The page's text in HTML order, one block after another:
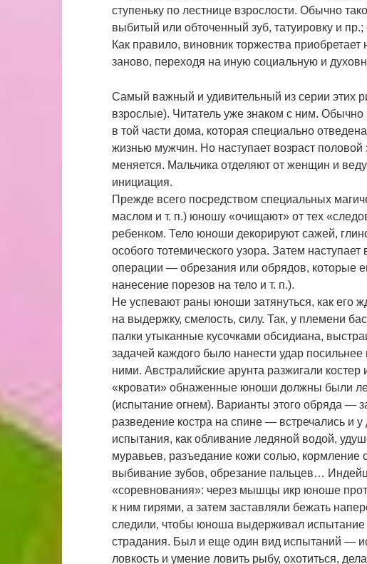
ступеньку по лестнице взрослости. Обычно
выбитый или обточенный зуб, татуировку и
Как правило, виновник торжества
заново, переходя на иную социальную и
Самый важный и удивительный из серии этих
взрослые). Читатель уже знаком с ним. Обычно
в той части дома, которая специально
жизнью мужчин. Но наступает возраст
меняется. Мальчика отделяют от женщин и
инициация.
Прежде всего посредством специальных
маслом и т. п.) юношу «очищают» от тех
ребенком. Тело юноши декорируют сажей,
особого тотемического узора. Затем
операции — обрезания или обрядов, которые
нанесение порезов на тело и т. п.).
Не успевают раны юноши затянуться, как его
на выдержку, смелость, силу. Так, у племени
палки утыканные кусочками обсидиана,
задачей каждого было нанести удар
ними. Австралийские арунта разжигали костер
«кровати» обнаженные юноши должны были
(испытание огнем). Варианты этого обряда —
разведение костра на спине — встречались и
испытания, как обливание ледяной водой,
муравьев, разъедание кожи солью,
выбивание зубов, обрезание пальцев…
«соревнования»: через мышцы икр юноше
к ним гирями, а затем заставляли бежать
следили, чтобы юноша выдерживал испытание
страдания. Был и еще один вид испытаний —
ловкость и умение ловить рыбу, охотиться,